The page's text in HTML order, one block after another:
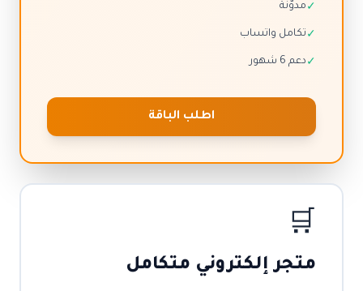
✓ مدوّنة
✓ تكامل واتساب
✓ دعم 6 شهور
اطلب الباقة
🛒
متجر إلكتروني متكامل